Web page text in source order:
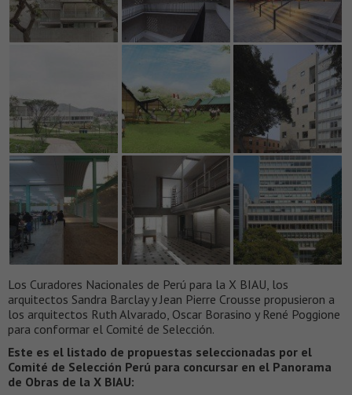
Los Curadores Nacionales de Perú para la X BIAU, los
arquitectos Sandra Barclay y Jean Pierre Crousse propusieron a
los arquitectos Ruth Alvarado, Oscar Borasino y René Poggione
para conformar el Comité de Selección.
Este es el listado de propuestas seleccionadas por el
Comité de Selección Perú para concursar en el Panorama
de Obras de la X BIAU: